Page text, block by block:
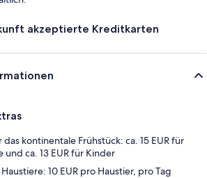
akzeptierte Kreditkarten
kontinentale Frühstück: ca. 15 EUR für
und ca. 13 EUR für Kinder
10 EUR pro Haustier, pro Tag